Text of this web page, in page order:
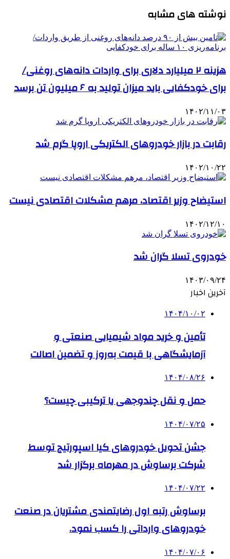
نوشته های مشابه
هزینه ۲ میلیارد دلاری برای واردات دانه‌های روغنی/
برای خودکفایی باید میزان تولید به ۶ میلیون تن برسد
۱۴۰۲/۱۱/۰۳
رقابت در بازار خودروهای الکتریکی اروپا گرم شد
۱۴۰۲/۱۰/۲۲
استیضاح وزیر اقتصاد، مرهم مشکلات اقتصادی نیست
۱۴۰۲/۱۲/۱۰
خودروی تسلا گران شد
۱۴۰۳/۰۹/۲۴
آخرین اخبار
۱۴۰۴/۱۰/۰۲
تأمین و خرید مواد شیمیایی صنعتی و
آزمایشگاهی با قیمت به‌روز و تضمین اصالت
۱۴۰۴/۰۸/۲۶
حمل و نقل چندوجهی یا ترکیبی چیست؟
۱۴۰۴/۰۷/۲۵
جشن تحویل خودروهای کیا اسپورتیج توسط
شرکت برساوش در مهرماه برگزار شد
۱۴۰۴/۰۷/۲۲
برساوش رتبه اول رضایتمندی مشتریان در صنعت
خودروهای وارداتی را کسب نمود.
۱۴۰۴/۰۷/۰۶